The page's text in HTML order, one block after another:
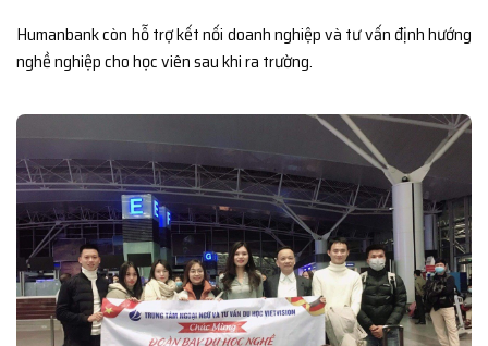
Humanbank còn hỗ trợ kết nối doanh nghiệp và tư vấn định hướng
nghề nghiệp cho học viên sau khi ra trường.